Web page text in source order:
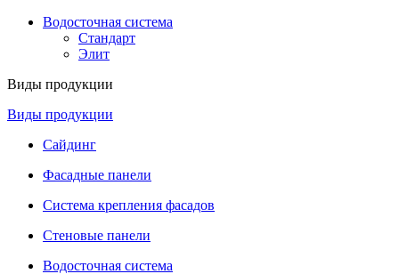
Водосточная система
Стандарт
Элит
Виды продукции
Виды продукции
Сайдинг
Фасадные панели
Система крепления фасадов
Стеновые панели
Водосточная система